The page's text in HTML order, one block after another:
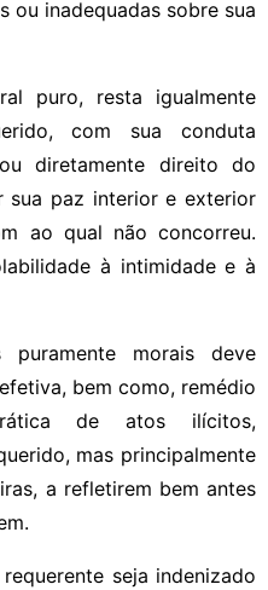
ou inadequadas sobre sua
puro, resta igualmente
com sua conduta
diretamente direito do
sua paz interior e exterior
ao qual não concorreu.
à intimidade e à
morais deve
bem como, remédio
de atos ilícitos,
mas principalmente
a refletirem bem antes
seja indenizado